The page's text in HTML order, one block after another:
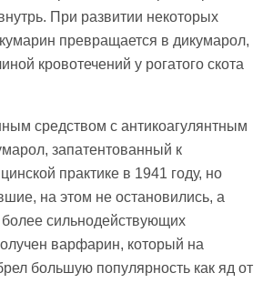
При развитии некоторых
превращается в дикумарол,
кровотечений у рогатого скота
средством с антикоагулянтным
запатентованный к
практике в 1941 году, но
на этом не остановились, а
сильнодействующих
варфарин, который на
большую популярность как яд от